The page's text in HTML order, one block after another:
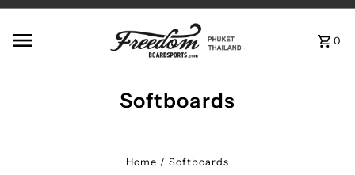
0
Softboards
Home / Softboards